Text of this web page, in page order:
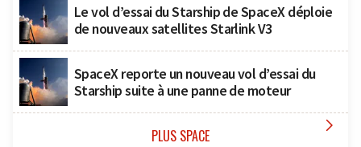
Le vol d’essai du Starship de SpaceX déploie
de nouveaux satellites Starlink V3
SpaceX reporte un nouveau vol d’essai du
Starship suite à une panne de moteur
PLUS SPACE 